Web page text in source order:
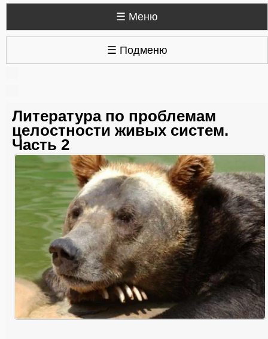
☰ Меню
☰ Подменю
Литература по проблемам
целостности живых систем.
Часть 2